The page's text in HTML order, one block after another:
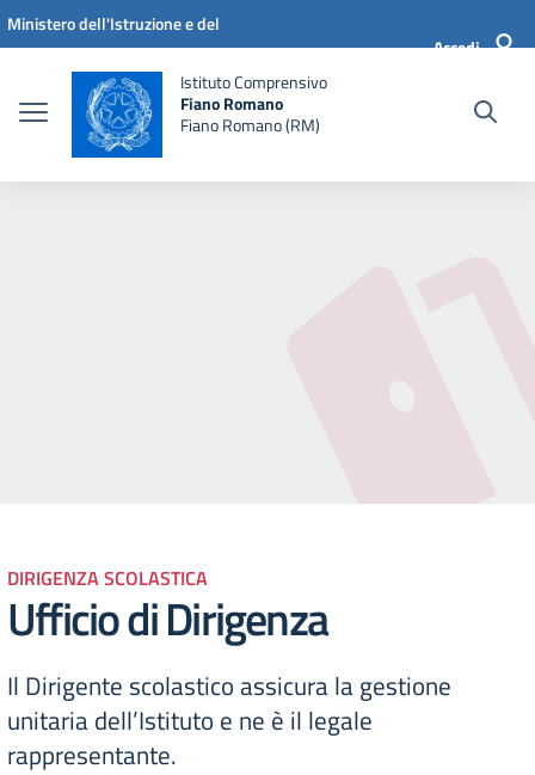
Vai ai contenuti
Vai al menu di navigazione
Vai al footer
Ministero dell'Istruzione e del
Accedi
Istituto Comprensivo
Fiano Romano
Fiano Romano (RM)
DIRIGENZA SCOLASTICA
Ufficio di Dirigenza
Il Dirigente scolastico assicura la gestione
unitaria dell’Istituto e ne è il legale
rappresentante.